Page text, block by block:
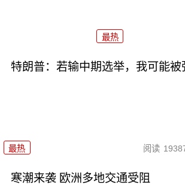
最热
特朗普：若输中期选举，我可能被
最热 阅读
寒潮来袭 欧洲多地交通受阻